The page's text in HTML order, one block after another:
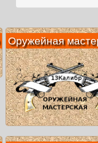
Оружейная